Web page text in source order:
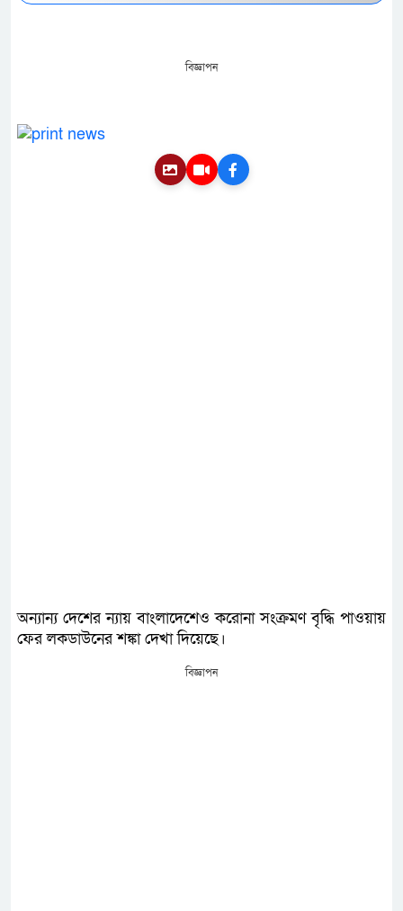
বিজ্ঞাপন
অন্যান্য দেশের ন্যায় বাংলাদেশেও করোনা সংক্রমণ বৃদ্ধি পাওয়ায়
ফের লকডাউনের শঙ্কা দেখা দিয়েছে।
বিজ্ঞাপন